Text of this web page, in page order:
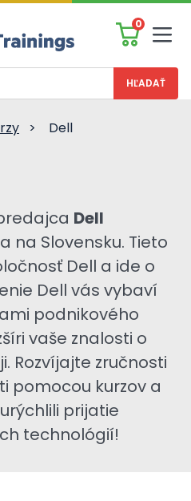
0
> Dell
Dell
na Slovensku. Tieto
Dell a ide o
Dell vás vybaví
podnikového
vaše znalosti o
Rozvíjajte zručnosti
pomocou kurzov a
prijatie
technológií!